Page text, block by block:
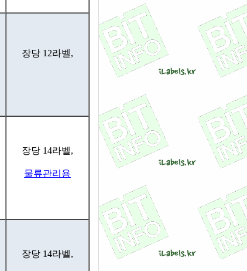
장당 12라벨,
장당 14라벨,
물류관리용
장당 14라벨,